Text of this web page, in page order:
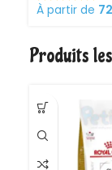
À partir de
Produits